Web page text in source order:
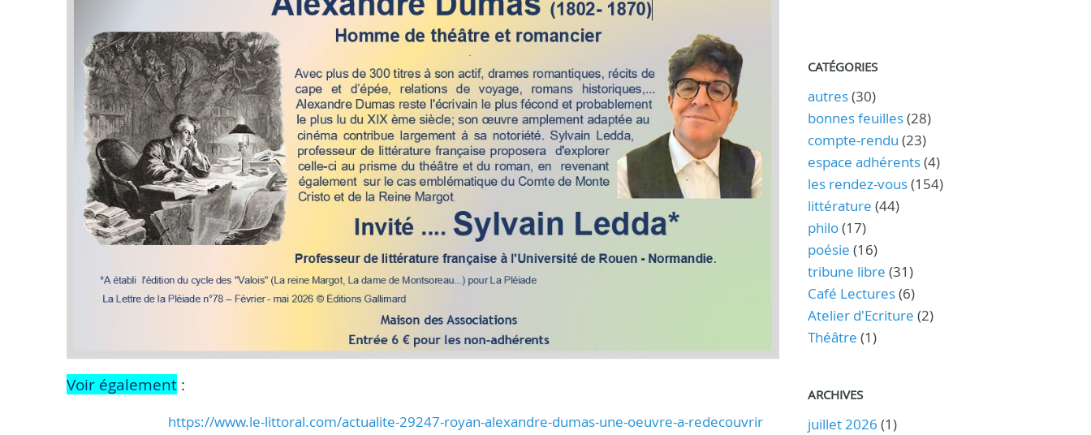
Voir également :
https://www.le-littoral.com/actualite-29247-royan-alexandre-dumas-une-oeuvre-a-redecouvrir
CATÉGORIES
autres(30)
bonnes feuilles(28)
compte-rendu (23)
espace adhérents(4)
les rendez-vous(154)
littérature (44)
philo(17)
poésie (16)
tribune libre (31)
Café Lectures(6)
Atelier d'Ecriture (2)
Théâtre (1)
ARCHIVES
juillet 2026 (1)